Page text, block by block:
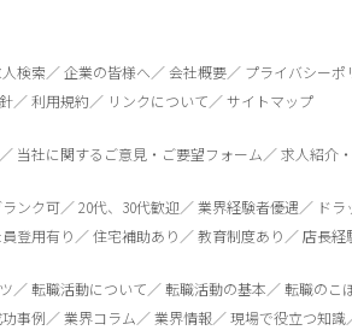
0件か
検索 企業の皆様へ 会社概要 プライバシーポ
利用規約 リンクについて サイトマップ
当社に関するご意見・ご要望フォーム 求人紹介
ランク可 20代、30代歓迎 業界経験者優遇 ド
登用有り 住宅補助あり 教育制度あり 店長経
転職活動について 転職活動の基本 転職のこ
事例 業界コラム 業界情報 現場で役立つ知識